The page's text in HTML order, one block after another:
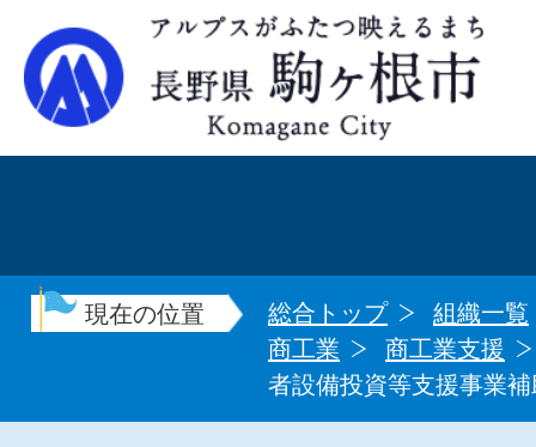
現在の位置 総合トップ
組織一覧
商工業
商工業支援
者設備投資等支援事業